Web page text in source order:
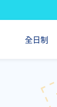
全日制